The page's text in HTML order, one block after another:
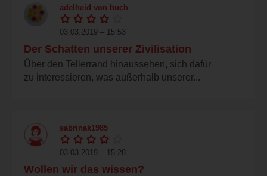
adelheid von buch
03.03.2019 – 15:53
Der Schatten unserer Zivilisation
Über den Tellerrand hinaussehen, sich dafür
zu interessieren, was außerhalb unserer...
sabrinak1985
03.03.2019 – 15:28
Wollen wir das wissen?